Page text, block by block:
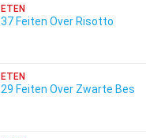
ETEN
37 Feiten Over Risotto
ETEN
29 Feiten Over Zwarte Bes